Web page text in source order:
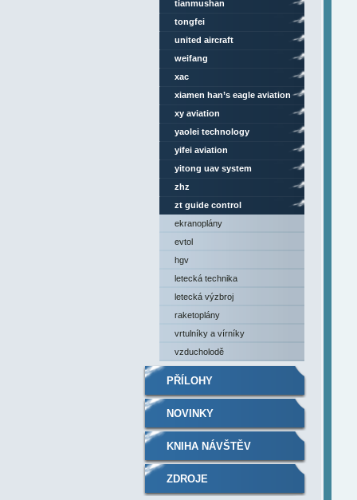
tianmushan
tongfei
united aircraft
weifang
xac
xiamen han’s eagle aviation
technology
xy aviation
yaolei technology
yifei aviation
yitong uav system
zhz
zt guide control
ekranoplány
evtol
hgv
letecká technika
letecká výzbroj
raketoplány
vrtulníky a vírníky
vzducholodě
PŘÍLOHY
NOVINKY
KNIHA NÁVŠTĚV
ZDROJE